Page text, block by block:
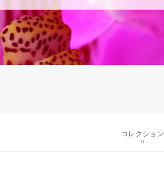
コレクション
0